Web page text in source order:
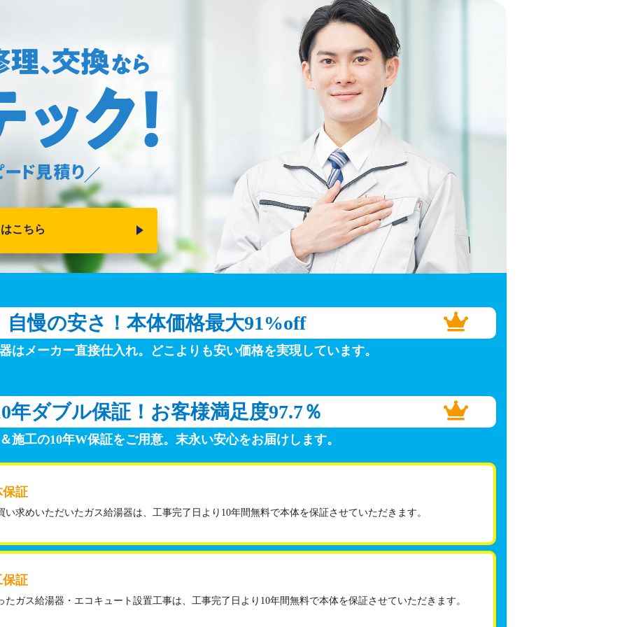
こちら
自慢の安さ！ 本体価格最大91%off
はメーカー直接仕入れ。 どこよりも安い価格を実現しています。
年ダブル保証！ お客様満足度97.7％
施工の10年W保証をご用意。 末永い安心をお届けします。
保証
い求めいただいたガス給湯器は、工事完了日より10年間無料で本体を保証させていただきます。
保証
たガス給湯器・エコキュート設置工事は、工事完了日より10年間無料で本体を保証させていただきます。